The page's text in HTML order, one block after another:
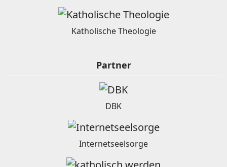
Katholische Theologie
Partner
DBK
Internetseelsorge